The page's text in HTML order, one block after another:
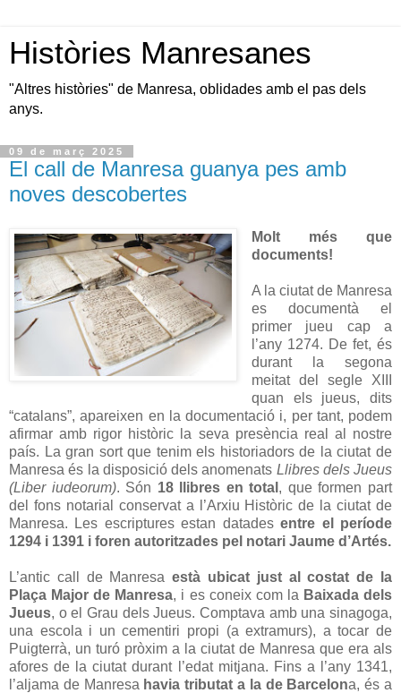
Històries Manresanes
"Altres històries" de Manresa, oblidades amb el pas dels
anys.
09 de març 2025
El call de Manresa guanya pes amb
noves descobertes
Molt més que
documents!
A la ciutat de Manresa
es documentà el
primer jueu cap a
l’any 1274. De fet, és
durant la segona
meitat del segle XIII
quan els jueus, dits
“catalans”, apareixen en la documentació i, per tant, podem
afirmar amb rigor històric la seva presència real al nostre
país. La gran sort que tenim els historiadors de la ciutat de
Manresa és la disposició dels anomenats Llibres dels Jueus
(Liber iudeorum). Són 18 llibres en total , que formen part
del fons notarial conservat a l’Arxiu Històric de la ciutat de
Manresa. Les escriptures estan datadesentre el període
1294 i 1391 i foren autoritzades pel notari Jaume d’Artés.
L’antic call de Manresaestà ubicat just al costat de la
Plaça Major de Manresa, i es coneix com la Baixada dels
Jueus, o el Grau dels Jueus. Comptava amb una sinagoga,
una escola i un cementiri propi (a extramurs), a tocar de
Puigterrà, un turó pròxim a la ciutat de Manresa que era als
afores de la ciutat durant l’edat mitjana. Fins a l’any 1341,
l’aljama de Manresa havia tributat a la de Barcelona, és a